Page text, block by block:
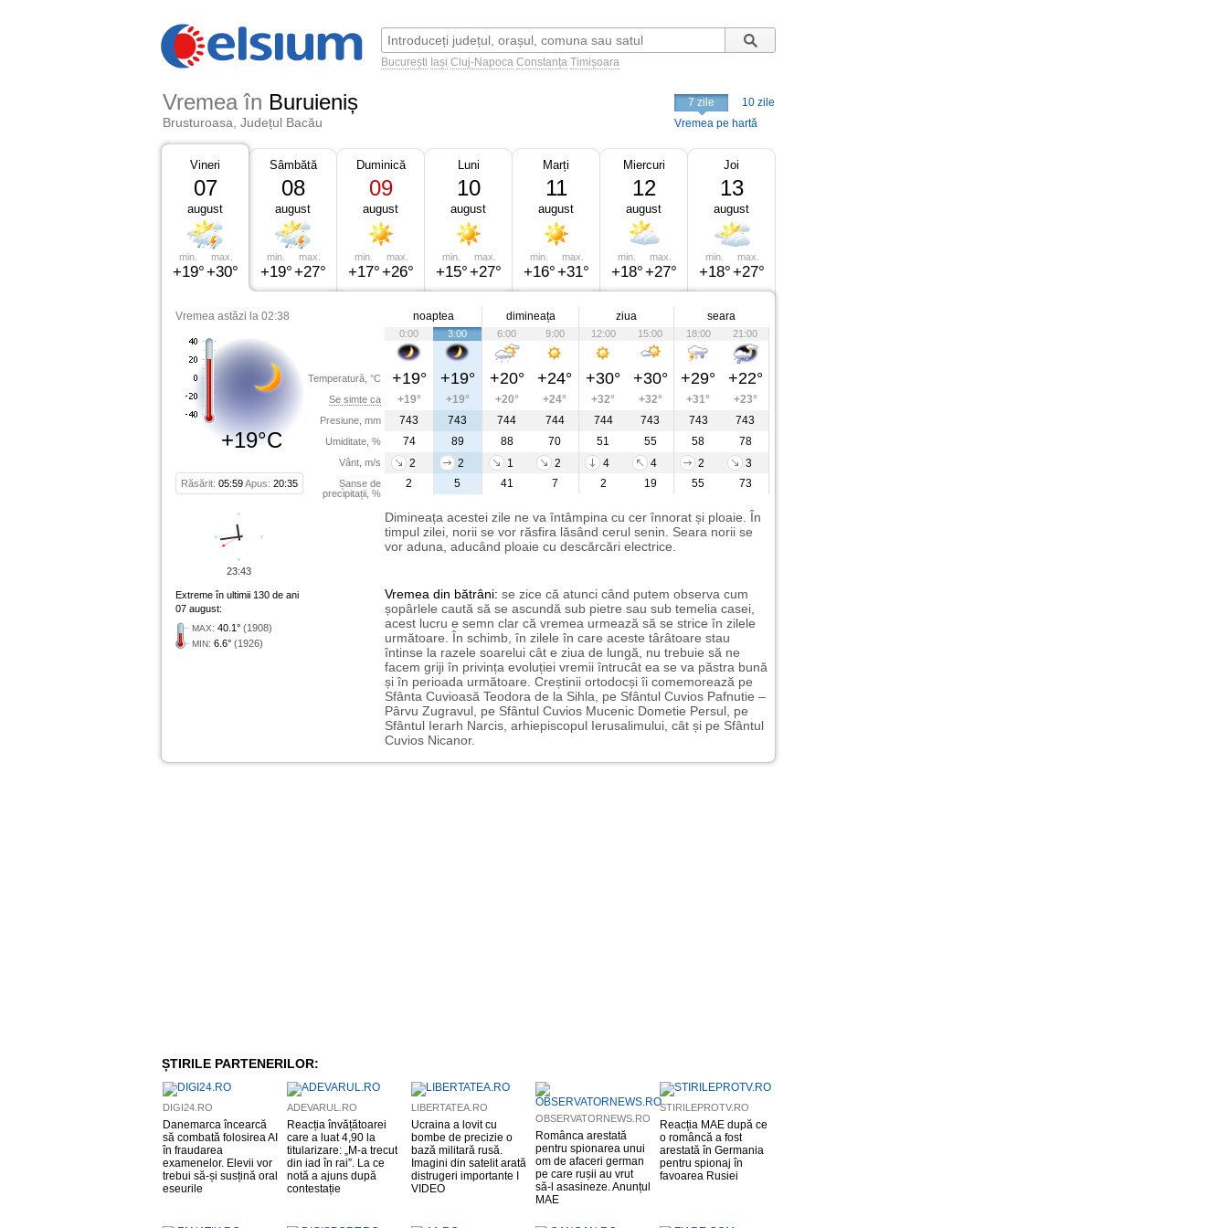
București Iași Cluj-Napoca Constanța Timișoara
Vremea în Buruieniș
Brusturoasa, Județul Bacău
7 zile
10 zile
Vremea pe hartă
Vineri
07
august
min.
+19°
max.
+30°
Sâmbătă
08
august
min.
+19°
max.
+27°
Duminică
09
august
min.
+17°
max.
+26°
Luni
10
august
min.
+15°
max.
+27°
Marți
11
august
min.
+16°
max.
+31°
Miercuri
12
august
min.
+18°
max.
+27°
Joi
13
august
min.
+18°
max.
+27°
Vremea astăzi la 02:38
+19°C
Răsărit: 05:59Apus: 20:35
Temperatură, °C
Se simte ca
Presiune, mm
Umiditate, %
Vânt, m/s
Șanse de
precipitații, %
noaptea dimineața ziua seara
0:00 3:00 6:00 9:00 12:00 15:00 18:00 21:00
+19° +19° +20° +24° +30° +30° +29° +22°
+19° +19° +20° +24° +32° +32° +31°
+23°
743
743 744 744 744 743 743
743
74
89 88 70 51 55 58
78
2
2 1 2 4 4 2
3
2
5 41 7 2 19 55 73
Dimineața acestei zile ne va întâmpina cu cer înnorat și ploaie. În
timpul zilei, norii se vor răsfira lăsând cerul senin. Seara norii se
vor aduna, aducând ploaie cu descărcări electrice.
Extreme în ultimii 130 de ani
07 august:
MAX: 40.1° (1908)
MIN: 6.6° (1926)
Vremea din bătrâni: se zice că atunci când putem observa cum
șopârlele caută să se ascundă sub pietre sau sub temelia casei,
acest lucru e semn clar că vremea urmează să se strice în zilele
următoare. În schimb, în zilele în care aceste târâtoare stau
întinse la razele soarelui cât e ziua de lungă, nu trebuie să ne
facem griji în privința evoluției vremii întrucât ea se va păstra bună
și în perioada următoare. Creștinii ortodocși îi comemorează pe
Sfânta Cuvioasă Teodora de la Sihla, pe Sfântul Cuvios Pafnutie –
Pârvu Zugravul, pe Sfântul Cuvios Mucenic Dometie Persul, pe
Sfântul Ierarh Narcis, arhiepiscopul Ierusalimului, cât și pe Sfântul
Cuvios Nicanor.
23:43
ȘTIRILE PARTENERILOR:
DIGI24.RO
Danemarca încearcă
să combată folosirea AI
în fraudarea
examenelor. Elevii vor
trebui să-și susțină oral
eseurile
ADEVARUL.RO
Reacția învățătoarei
care a luat 4,90 la
titularizare: „M-a trecut
din iad în rai”. La ce
notă a ajuns după
contestație
LIBERTATEA.RO
Ucraina a lovit cu
bombe de precizie o
bază militară rusă.
Imagini din satelit arată
distrugeri importante I
VIDEO
OBSERVATORNEWS.RO
Românca arestată
pentru spionarea unui
om de afaceri german
pe care rușii au vrut
să-l asasineze. Anunțul
MAE
STIRILEPROTV.RO
Reacția MAE după ce
o româncă a fost
arestată în Germania
pentru spionaj în
favoarea Rusiei